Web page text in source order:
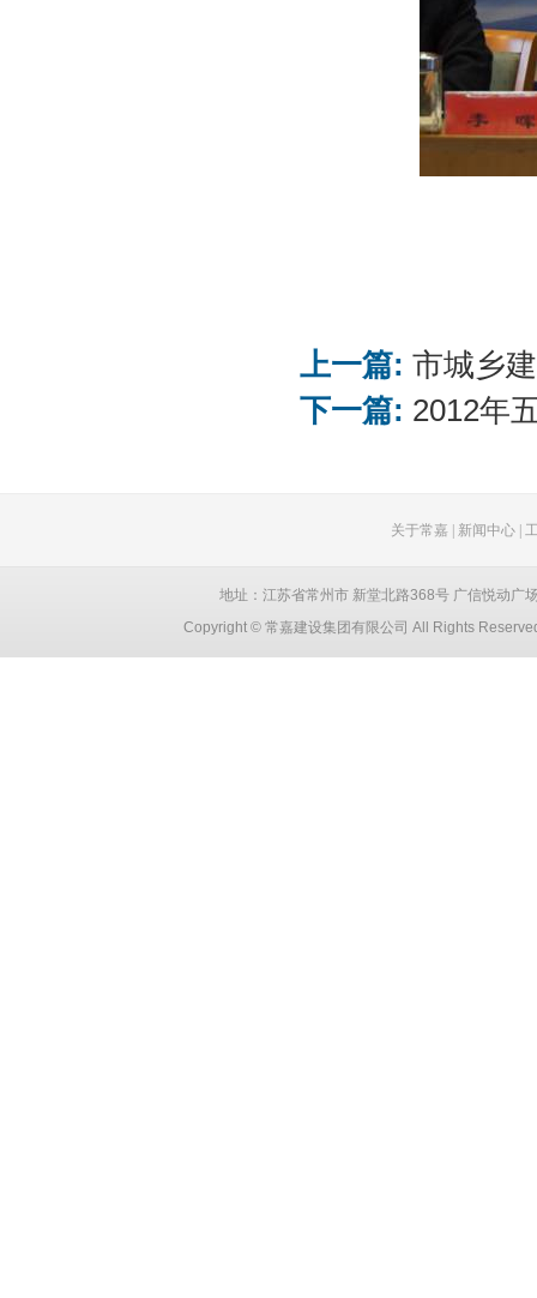
上一篇: 市城乡
下一篇: 2012年
关于常嘉 新闻中心
地址：江苏省常州市 新堂北路368号 广信悦动
Copyright © 常嘉建设集团有限公司 All Rights